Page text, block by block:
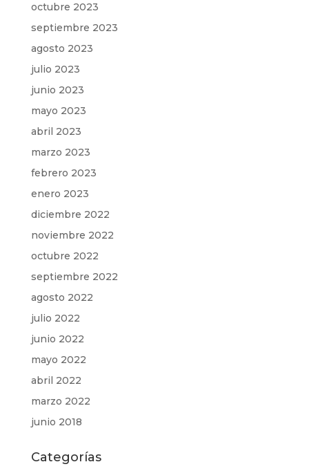
octubre 2023
septiembre 2023
agosto 2023
julio 2023
junio 2023
mayo 2023
abril 2023
marzo 2023
febrero 2023
enero 2023
diciembre 2022
noviembre 2022
octubre 2022
septiembre 2022
agosto 2022
julio 2022
junio 2022
mayo 2022
abril 2022
marzo 2022
junio 2018
Categorías